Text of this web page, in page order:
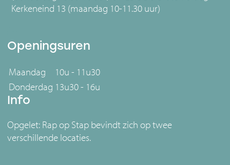
Kerkeneind 13 (maandag 10-11.30 uur)
Openingsuren
Maandag
10u - 11u30
Donderdag 13u30 - 16u
Info
Opgelet: Rap op Stap bevindt zich op twee
verschillende locaties.